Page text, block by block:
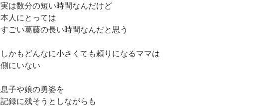
実は数分の短い時間なんだけど
本人にとっては
すごい葛藤の長い時間なんだと思う
しかもどんなに小さくても頼りになるママは
側にいない
息子や娘の勇姿を
記録に残そうとしながらも